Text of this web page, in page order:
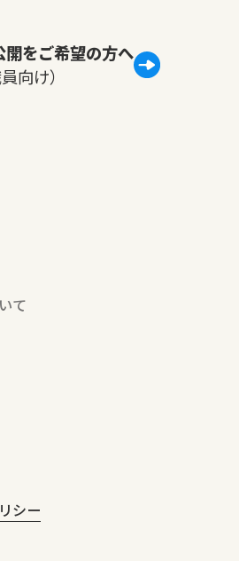
をご希望の方へ
向け）
て
シー